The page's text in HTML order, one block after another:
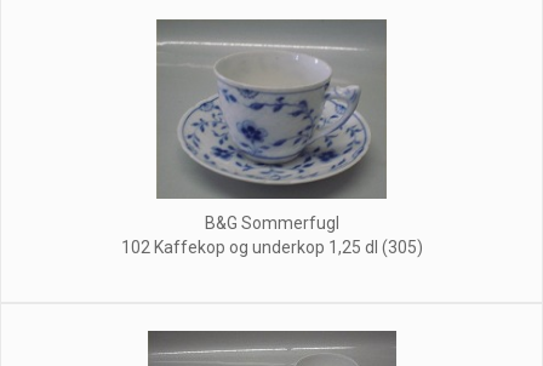
B&G Sommerfugl
102 Kaffekop og underkop 1,25 dl (305)